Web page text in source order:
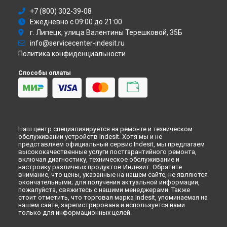
Иркутске
Ремонт посудомоечной машины DISR 16B EU Indesit в
Самаре
Ремонт посудомоечной машины DISR 16B EU Indesit в
Омске
Красноярске
Ремонт посудомоечной машины DISR 16B EU Indesit в
Перми
Кирове
Ремонт посудомоечной машины DISR 16B EU Indesit в
Оренбурге
Ремонт посудомоечной машины DISR 16B EU Indesit в
Кемерово
Ремонт посудомоечной машины DISR 16B EU Indesit в
Новокузнецке
Ремонт посудомоечной машины DISR 16B EU Indesit в
Рязани
+7 (800) 302-39-08
Ежедневно с 09:00 до 21:00
г. Липецк, улица Валентины Терешковой, 35Б
info@servicecenter-indesit.ru
Политика конфиденциальности
Способы оплаты
Наш центр специализируется на ремонте и техническом
обслуживании устройств Indesit. Хотя мы и не
представляем официальный сервис Indesit, мы предлагаем
высококачественные услуги постгарантийного ремонта,
включая диагностику, техническое обслуживание и
настройку различных продуктов Индезит. Обратите
внимание, что цены, указанные на нашем сайте, не являются
окончательными; для получения актуальной информации,
пожалуйста, свяжитесь с нашими менеджерами. Также
стоит отметить, что торговая марка Indesit, упоминаемая на
нашем сайте, зарегистрирована и используется нами
только для информационных целей.